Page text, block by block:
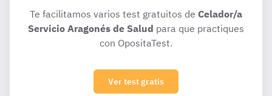
Te facilitamos varios test gratuitos de Celador/a
Servicio Aragonés de Salud para que practiques
con OpositaTest.
Ver test gratis